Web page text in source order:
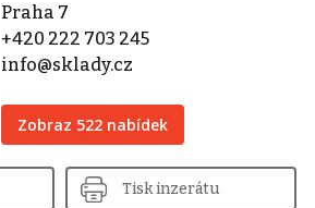
Praha 7
+420 222 703 245
info@sklady.cz
Zobraz 522 nabídek
Tisk inzerátu